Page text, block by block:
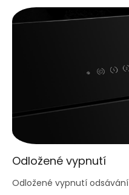
Odložené vypnutí
Odložené vypnutí odsávání